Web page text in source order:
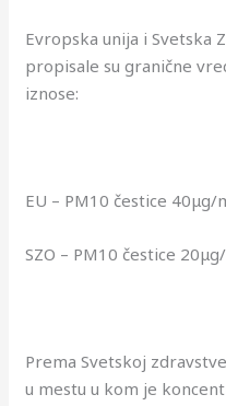
Evropska unija i Svetska
propisale su granične
iznose:
EU – PM10 čestice
SZO – PM10 čestice
Prema Svetskoj
u mestu u kom je